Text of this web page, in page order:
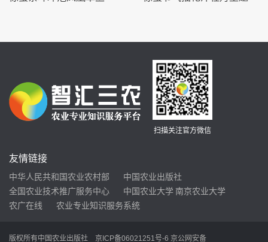
扫描关注官方微信
友情链接
中华人民共和国农业农村部
中国农业出版社
全国农业技术推广服务中心
中国农业大学 南京农业大学
农广在线
农业专业知识服务系统
版权所有中国农业出版社 京ICP备06021251号-6 京公网安备